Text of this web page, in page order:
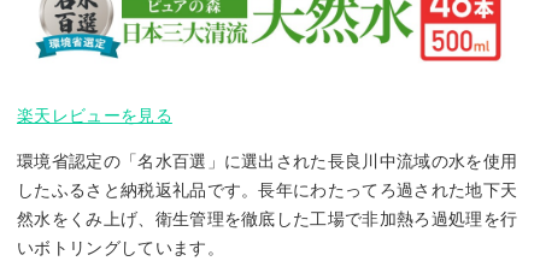
楽天レビューを見る
環境省認定の「名水百選」に選出された長良川中流域の水を使用
したふるさと納税返礼品です。長年にわたってろ過された地下天
然水をくみ上げ、衛生管理を徹底した工場で非加熱ろ過処理を行
いボトリングしています。